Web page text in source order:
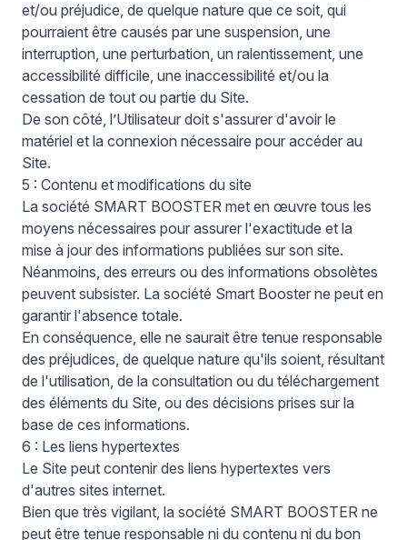
et/ou préjudice, de quelque nature que ce soit, qui
pourraient être causés par une suspension, une
interruption, une perturbation, un ralentissement, une
accessibilité difficile, une inaccessibilité et/ou la
cessation de tout ou partie du Site.
De son côté, l’Utilisateur doit s'assurer d'avoir le
matériel et la connexion nécessaire pour accéder au
Site.
5 : Contenu et modifications du site
La société SMART BOOSTER met en œuvre tous les
moyens nécessaires pour assurer l'exactitude et la
mise à jour des informations publiées sur son site.
Néanmoins, des erreurs ou des informations obsolètes
peuvent subsister. La société Smart Booster ne peut en
garantir l'absence totale.
En conséquence, elle ne saurait être tenue responsable
des préjudices, de quelque nature qu'ils soient, résultant
de l'utilisation, de la consultation ou du téléchargement
des éléments du Site, ou des décisions prises sur la
base de ces informations.
6 : Les liens hypertextes
Le Site peut contenir des liens hypertextes vers
d'autres sites internet.
Bien que très vigilant, la société SMART BOOSTER ne
peut être tenue responsable ni du contenu ni du bon